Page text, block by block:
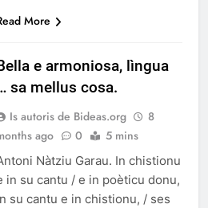
More
e armoniosa, lìngua
sa mellus cosa.
Is autoris de Bideas.org
8
ago
0 5 mins
Nàtziu Garau. In chistionu
in su cantu / e in poèticu donu,
su cantu e in chistionu, / ses